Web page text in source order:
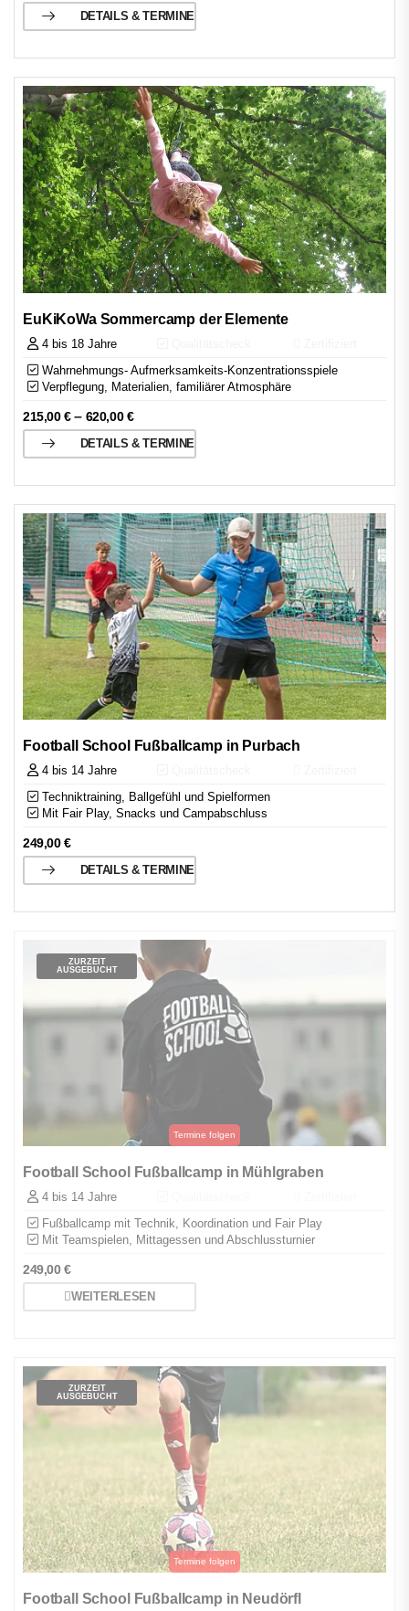
DETAILS & TERMINE
EuKiKoWa Sommercamp der Elemente
4 bis 18 Jahre
Wahrnehmungs- Aufmerksamkeits-Konzentrationsspiele
Verpflegung, Materialien, familiärer Atmosphäre
215,00€– 620,00€
DETAILS & TERMINE
Football School Fußballcamp in Purbach
4 bis 14 Jahre
Techniktraining, Ballgefühl und Spielformen
Mit Fair Play, Snacks und Campabschluss
249,00€
DETAILS & TERMINE
ZURZEIT
AUSGEBUCHT
Football School Fußballcamp in Mühlgraben
4 bis 14 Jahre
Fußballcamp mit Technik, Koordination und Fair Play
Mit Teamspielen, Mittagessen und Abschlussturnier
249,00€
WEITERLESEN
ZURZEIT
AUSGEBUCHT
Football School Fußballcamp in Neudörfl